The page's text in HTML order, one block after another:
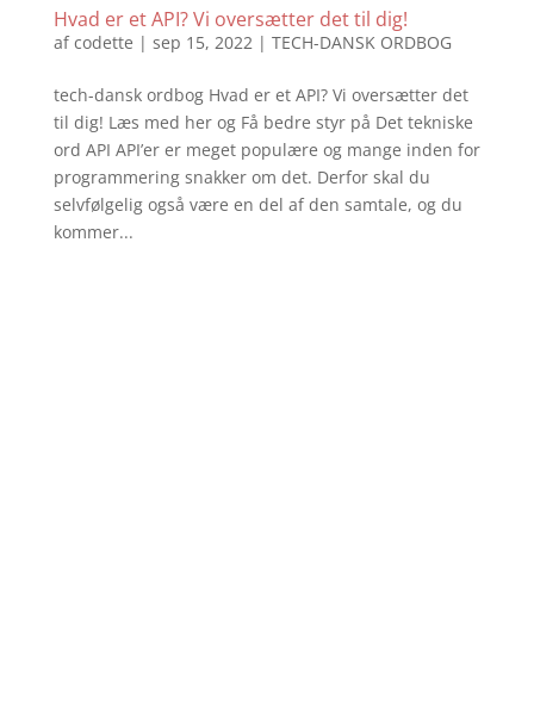
Hvad er et API? Vi oversætter det til dig!
afcodette | sep 15, 2022 | TECH-DANSK ORDBOG
tech-dansk ordbog Hvad er et API? Vi oversætter det
til dig! Læs med her og Få bedre styr på Det tekniske
ord API API’er er meget populære og mange inden for
programmering snakker om det. Derfor skal du
selvfølgelig også være en del af den samtale, og du
kommer...